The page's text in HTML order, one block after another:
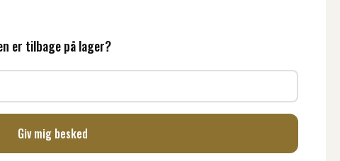
er tilbage på lager?
Giv mig besked